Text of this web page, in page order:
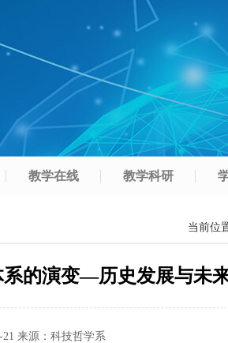
教学在线 教学科研
当前位
的演变—历史发展与未
21 来源： 科技哲学系